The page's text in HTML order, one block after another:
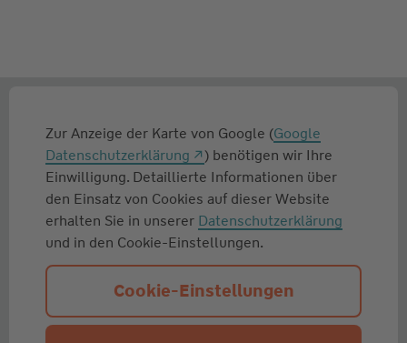
Zur Anzeige der Karte von Google (Google
Datenschutzerklärung
) benötigen wir Ihre
Einwilligung. Detaillierte Informationen über
den Einsatz von Cookies auf dieser Website
erhalten Sie in unserer Datenschutzerklärung
und in den Cookie-Einstellungen.
Cookie-Einstellungen